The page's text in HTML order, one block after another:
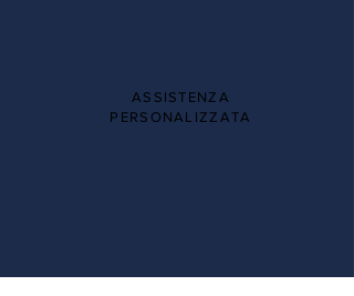
ASSISTENZA
PERSONALIZZATA